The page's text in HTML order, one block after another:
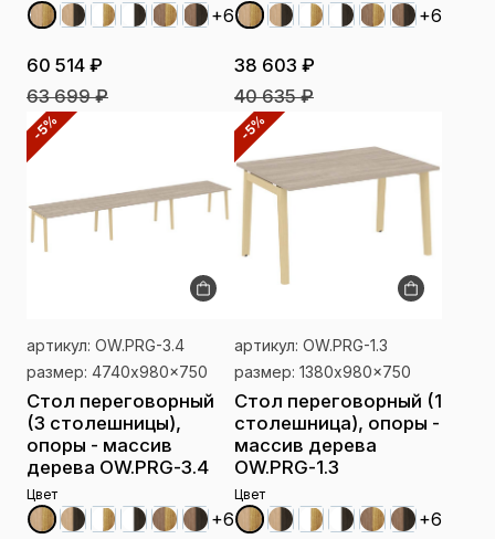
+6
60 514 ₽
63 699 ₽
+6
38 603 ₽
40 635 ₽
-5%
артикул: OW.PRG-3.4
размер: 4740x980x750
Стол переговорный
(3 столешницы),
опоры - массив
дерева OW.PRG-3.4
Цвет
+6
-5%
артикул: OW.PRG-1.3
размер: 1380x980x750
Стол переговорный (1
столешница), опоры -
массив дерева
OW.PRG-1.3
Цвет
+6